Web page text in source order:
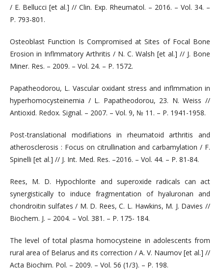
/ E. Bellucci [et al.] // Clin. Exp. Rheumatol. – 2016. – Vol. 34. –
P. 793-801.
Osteoblast Function Is Compromised at Sites of Focal Bone
Erosion in Inflmmatory Arthritis / N. C. Walsh [et al.] // J. Bone
Miner. Res. – 2009. – Vol. 24. – P. 1572.
Papatheodorou, L. Vascular oxidant stress and inflmmation in
hyperhomocysteinemia / L. Papatheodorou, 23. N. Weiss //
Antioxid. Redox. Signal. – 2007. – Vol. 9, № 11. – P. 1941-1958.
Post-translational modifiations in rheumatoid arthritis and
atherosclerosis : Focus on citrullination and carbamylation / F.
Spinelli [et al.] // J. Int. Med. Res. –2016. – Vol. 44. – P. 81-84.
Rees, M. D. Hypochlorite and superoxide radicals can act
synergistically to induce fragmentation of hyaluronan and
chondroitin sulfates / M. D. Rees, C. L. Hawkins, M. J. Davies //
Biochem. J. – 2004. – Vol. 381. – P. 175- 184.
The level of total plasma homocysteine in adolescents from
rural area of Belarus and its correction / A. V. Naumov [et al.] //
Acta Biochim. Pol. – 2009. – Vol. 56 (1/3). – Р. 198.